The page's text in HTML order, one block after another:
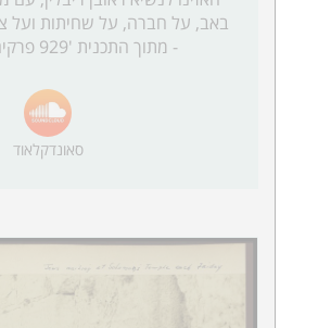
באב, על חברה, על שחיתות ועל
- מתוך התכנית '929 פרקים למחשבה'
סאונדקלאוד